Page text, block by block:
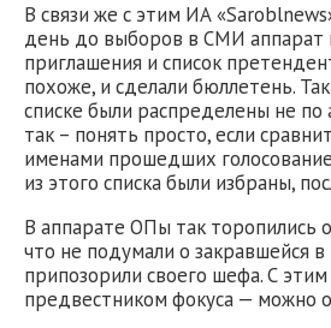
В связи же с этим ИА
день до выборов в СМИ аппарат
приглашения и список
похоже, и сделали бюллетень.
списке были распределены не по
так – понять просто, если
именами прошедших
из этого списка были избраны,
В аппарате ОПы так торопились
что не подумали о закравшейся
припозорили своего шефа. С
предвестником фокуса — можно